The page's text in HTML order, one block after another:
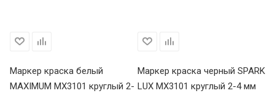
Маркер краска белый
MAXIMUM MX3101 круглый 2-
Маркер краска черный SPARK
LUX MX3101 круглый 2-4 мм